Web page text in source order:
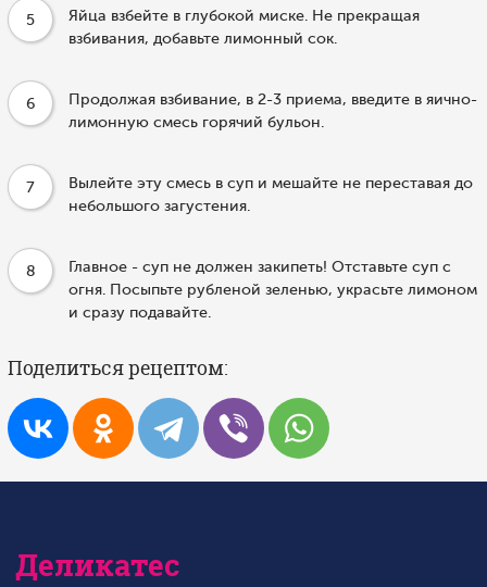
5
Яйца взбейте в глубокой миске. Не прекращая
взбивания, добавьте лимонный сок.
6
Продолжая взбивание, в 2-3 приема, введите в яично-
лимонную смесь горячий бульон.
7
Вылейте эту смесь в суп и мешайте не переставая до
небольшого загустения.
8
Главное - суп не должен закипеть! Отставьте суп с
огня. Посыпьте рубленой зеленью, украсьте лимоном
и сразу подавайте.
Поделиться рецептом:
Деликатес